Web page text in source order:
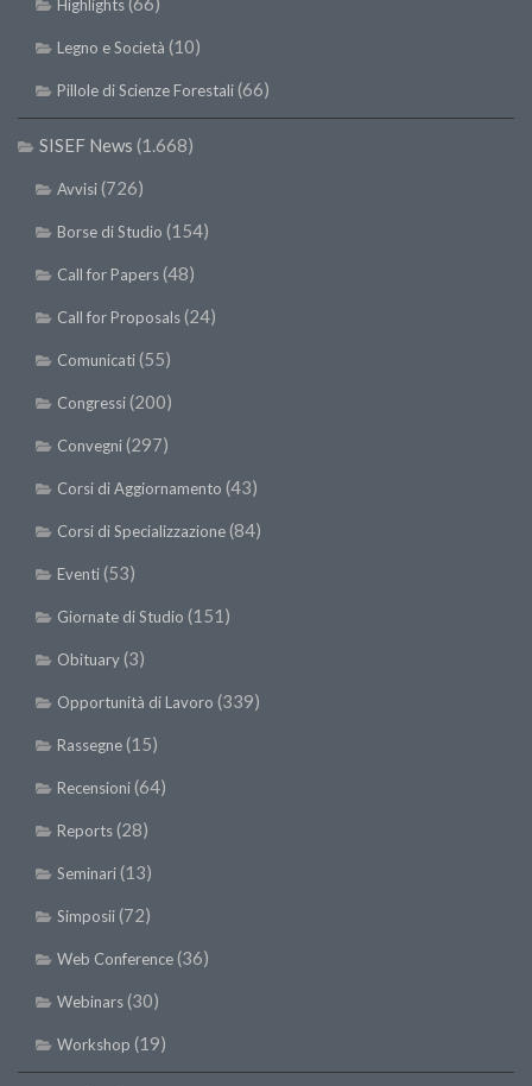
Highlights
Legno e Società (10)
Pillole di Scienze Forestali(66)
SISEF News (1.668)
Avvisi(726)
Borse di Studio (154)
Call for Papers(48)
Call for Proposals(24)
Comunicati(55)
Congressi(200)
Convegni(297)
Corsi di Aggiornamento (43)
Corsi di Specializzazione(84)
Eventi(53)
Giornate di Studio (151)
Obituary(3)
Opportunità di Lavoro (339)
Rassegne(15)
Recensioni(64)
Reports(28)
Seminari(13)
Simposii(72)
Web Conference(36)
Webinars(30)
Workshop (19)